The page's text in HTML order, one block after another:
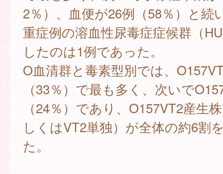
2％）、血便が26例（58％）と続
重症例の溶血性尿毒症症候群（
したのは1例であった。
O血清群と毒素型別では、
（33％）で最も多く、次いで
（24％）であり、O157VT2産生
しくはVT2単独）が全体の約6割
た。